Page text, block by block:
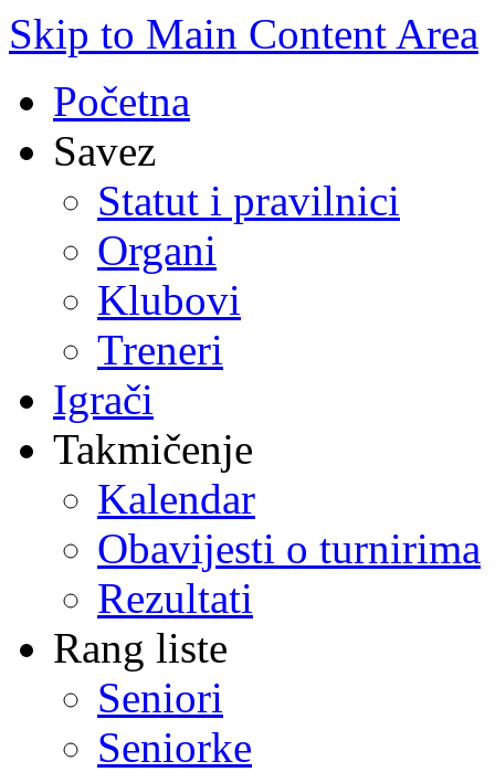
Skip to Main Content Area
Početna
Savez
Statut i pravilnici
Organi
Klubovi
Treneri
Igrači
Takmičenje
Kalendar
Obavijesti o turnirima
Rezultati
Rang liste
Seniori
Seniorke